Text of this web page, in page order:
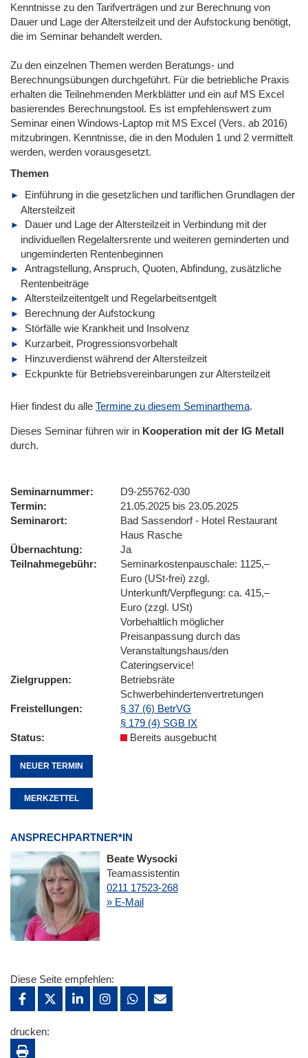
Kenntnisse zu den Tarifverträgen und zur Berechnung von
Dauer und Lage der Altersteilzeit und der Aufstockung benötigt,
die im Seminar behandelt werden.
Zu den einzelnen Themen werden Beratungs- und
Berechnungsübungen durchgeführt. Für die betriebliche Praxis
erhalten die Teilnehmenden Merkblätter und ein auf MS Excel
basierendes Berechnungstool. Es ist empfehlenswert zum
Seminar einen Windows-Laptop mit MS Excel (Vers. ab 2016)
mitzubringen. Kenntnisse, die in den Modulen 1 und 2 vermittelt
werden, werden vorausgesetzt.
Themen
Einführung in die gesetzlichen und tariflichen Grundlagen der
Altersteilzeit
Dauer und Lage der Altersteilzeit in Verbindung mit der
individuellen Regelaltersrente und weiteren geminderten und
ungeminderten Rentenbeginnen
Antragstellung, Anspruch, Quoten, Abfindung, zusätzliche
Rentenbeiträge
Altersteilzeitentgelt und Regelarbeitsentgelt
Berechnung der Aufstockung
Störfälle wie Krankheit und Insolvenz
Kurzarbeit, Progressionsvorbehalt
Hinzuverdienst während der Altersteilzeit
Eckpunkte für Betriebsvereinbarungen zur Altersteilzeit
Hier findest du alle Termine zu diesem Seminarthema.
Dieses Seminar führen wir in Kooperation mit der IG Metall
durch.
Seminarnummer
D9-255762-030
Termin
21.05.2025 bis 23.05.2025
Seminarort
Bad Sassendorf - Hotel Restaurant
Haus Rasche
Übernachtung
Ja
Teilnahmegebühr
Seminarkostenpauschale: 1125,–
Euro (USt-frei) zzgl.
Unterkunft/Verpflegung: ca. 415,–
Euro (zzgl. USt)
Vorbehaltlich möglicher
Preisanpassung durch das
Veranstaltungshaus/den
Cateringservice!
Zielgruppen
Betriebsräte
Schwerbehindertenvertretungen
Freistellungen
§ 37 (6) BetrVG
§ 179 (4) SGB IX
Status
Bereits ausgebucht
NEUER TERMIN
MERKZETTEL
ANSPRECHPARTNER*IN
Beate Wysocki
Teamassistentin
0211 17523-268
» E-Mail
Diese Seite empfehlen:
drucken: